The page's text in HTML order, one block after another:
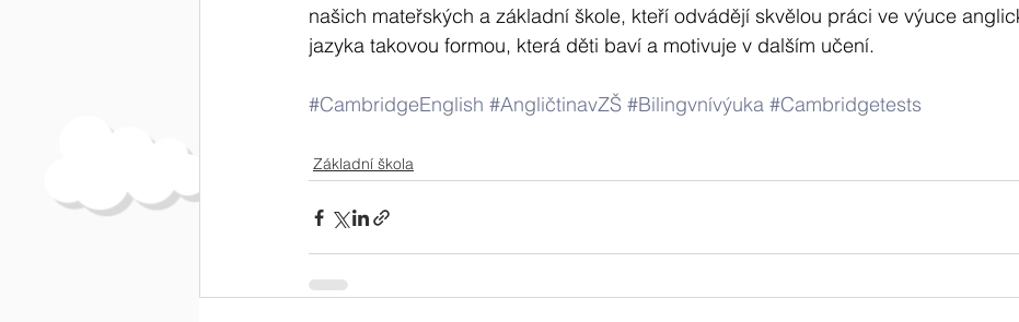
našich mateřských a základní škole, kteří odvádějí skvělou práci ve výuce
jazyka takovou formou, která děti baví a motivuje v dalším učení.
#CambridgeEnglish #AngličtinavZŠ #Bilingvnívýuka #Cambridgetests
Základní škola